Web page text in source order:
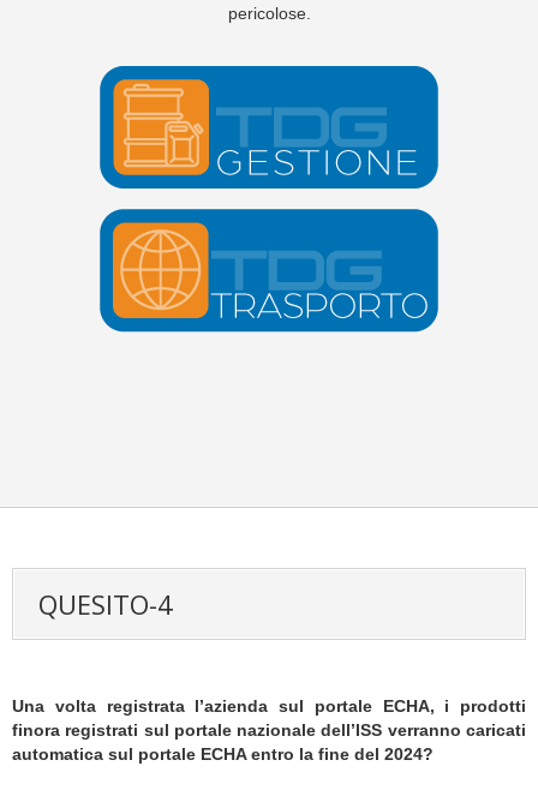
pericolose.
QUESITO-4
Una volta registrata l’azienda sul portale ECHA, i prodotti
finora registrati sul portale nazionale dell’ISS verranno caricati
automatica sul portale ECHA entro la fine del 2024?